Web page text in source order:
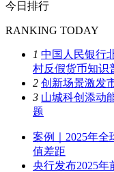
今日排行
RANKING TODAY
1 中国人民银行
村反假货币知识
2 创新场景激发
3 山城科创添动
题
案例｜2025年
值差距
央行发布2025